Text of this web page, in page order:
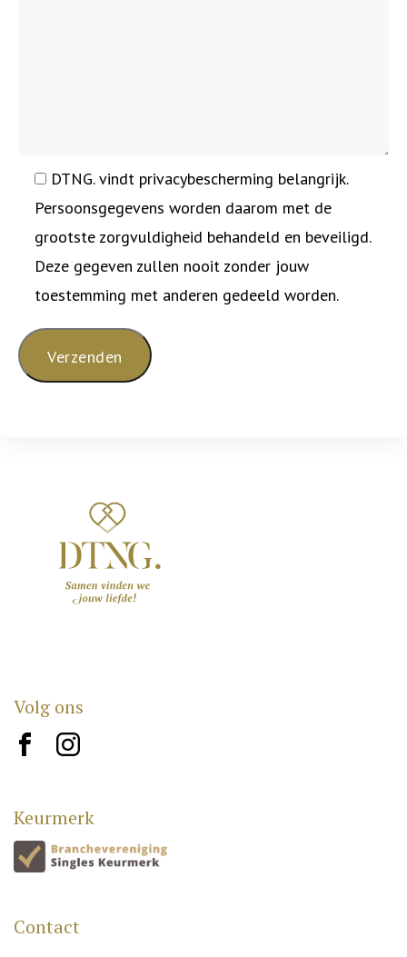
DTNG. vindt privacybescherming belangrijk.
Persoonsgegevens worden daarom met de
grootste zorgvuldigheid behandeld en beveiligd.
Deze gegeven zullen nooit zonder jouw
toestemming met anderen gedeeld worden.
Volg ons
brand10 brand12
Keurmerk
Contact